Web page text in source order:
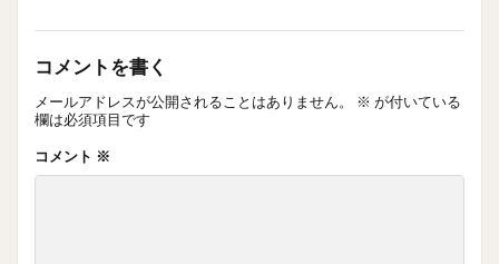
コメントを書く
メールアドレスが公開されることはありません。 ※ が付いている
欄は必須項目です
コメント ※